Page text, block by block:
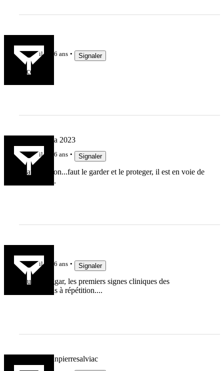
il y a 6 ans Signaler
excellent !
Welwitschia 2023
il y a 6 ans Signaler
Brave garçon...faut le garder et le proteger, il est en voie de
disparition .
il y a 6 ans Signaler
Pauvre Biggar, les premiers signes cliniques des
commotions à répétition....
christianjeanpierresalviac